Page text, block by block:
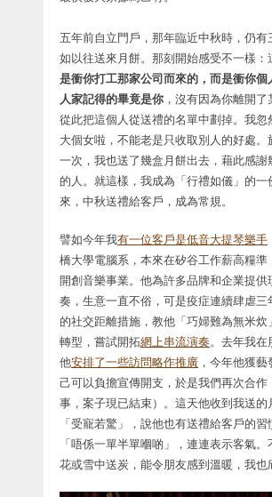
五年前自立門戶，那年臨近中秋時，仍有
如以往送來月餅。那刻開始感受不一樣：
是衝你打工那家公司而來的，而是衝你個
人家記得的畢竟是你 ，沒有因為你離開
從此把這個人從送禮的名單中劃掉。我忽
大個女啦，不能老是只收取別人的好處。
一次，我也送了幾盒月餅出去，藉此感謝
的人。就這樣，我成為「行禮如儀」的一
來，中秋送禮給客戶，成為常規。
譬如今年我有一位客戶是低音大提琴樂手
橋大學電腦系，本來在矽谷工作薪高糧準
開創音樂事業。他為許多品牌和企業提供
奏，生意一直不俗，可是疫症連續肆虐三
的社交距離措施，教他「巧婦難為無米炊
轉型，嘗試開拓網上串流演奏。去年我在
他安排了一些訪問略作推廣 ，今年他獲
己可以負擔宣傳開支，於是我們再次合作
事，案子現已結束）。這天他收到我送的
「受寵若驚」，說他也有送禮給客戶的習
「唔係一單半單嗰啲」，連連表示客氣
花或雪中送炭，能令朋友感到溫暖，我也